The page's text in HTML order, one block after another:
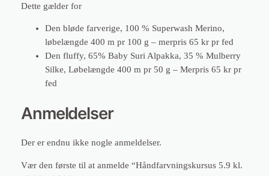
Dette gælder for
Den bløde farverige, 100 % Superwash Merino,
løbelængde 400 m pr 100 g – merpris 65 kr pr fed
Den fluffy, 65% Baby Suri Alpakka, 35 % Mulberry
Silke, Løbelængde 400 m pr 50 g – Merpris 65 kr pr
fed
Anmeldelser
Der er endnu ikke nogle anmeldelser.
Vær den første til at anmelde “Håndfarvningskursus 5.9 kl.